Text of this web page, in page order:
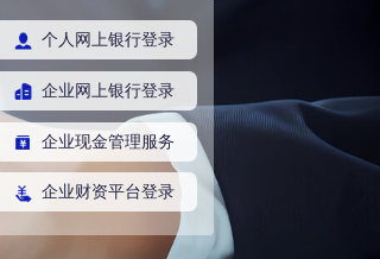
个人网上银行登录
企业网上银行登录
企业现金管理服务
企业财资平台登录